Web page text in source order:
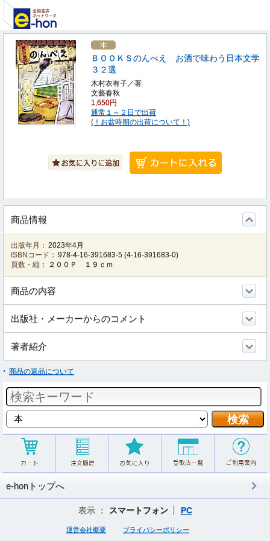
ＢＯＯＫＳのんべえ お酒で味わう日本文学
３２選
木村衣有子／著
文藝春秋
1,650円
通常１～２日で出荷
(！お盆時期の出荷について！)
商品情報
出版年月： 2023年4月
ISBNコード： 978-4-16-391683-5 (4-16-391683-0)
頁数・縦：
２００Ｐ １９ｃｍ
商品の内容
出版社・メーカーからのコメント
著者紹介
商品の返品について
e-honトップへ
表示 ： スマートフォン PC
運営会社概要 プライバシーポリシー